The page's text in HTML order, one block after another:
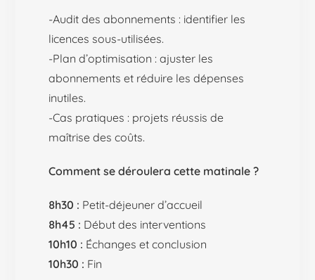
-Audit des abonnements : identifier les
licences sous-utilisées.
-Plan d’optimisation : ajuster les
abonnements et réduire les dépenses
inutiles.
-Cas pratiques : projets réussis de
maîtrise des coûts.
Comment se déroulera cette matinale ?
8h30 : Petit-déjeuner d’accueil
8h45 : Début des interventions
10h10 : Échanges et conclusion
10h30 : Fin